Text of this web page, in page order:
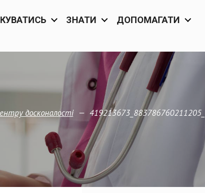
ЗНАТИ ДОПОМАГАТИ
досконалості —